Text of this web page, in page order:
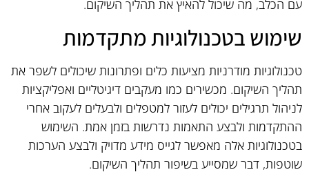
עם הכלב, מה שיכול להאיץ את תהליך השיקום.
שימוש בטכנולוגיות מתקדמות
טכנולוגיות מודרניות מציעות כלים ופתרונות שיכולים לשפר את
תהליך השיקום. מכשירים כמו מעקבים דיגיטליים ואפליקציות
לניהול תרגילים יכולים לעזור למטפלים ולבעלים לעקוב אחרי
ההתקדמות ולבצע התאמות נדרשות בזמן אמת. השימוש
בטכנולוגיות אלה מאפשר לגייס מידע מדויק ולבצע הערכות
שוטפות, דבר שמסייע בשיפור תהליך השיקום.